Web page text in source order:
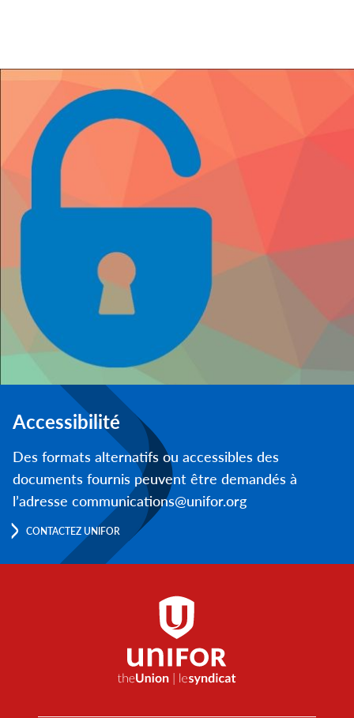
Accessibilité
Des formats alternatifs ou accessibles des
documents fournis peuvent être demandés à
l’adresse communications@unifor.org
CONTACTEZ UNIFOR